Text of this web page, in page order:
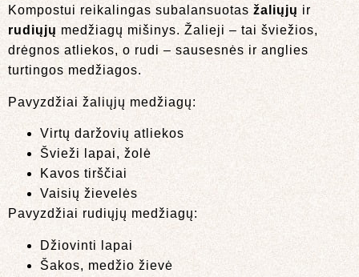
Kompostui reikalingas subalansuotas žaliųjų ir
rudiųjų medžiagų mišinys. Žalieji – tai šviežios,
drėgnos atliekos, o rudi – sausesnės ir anglies
turtingos medžiagos.
Pavyzdžiai žaliųjų medžiagų:
Virtų daržovių atliekos
Švieži lapai, žolė
Kavos tirščiai
Vaisių žievelės
Pavyzdžiai rudiųjų medžiagų:
Džiovinti lapai
Šakos, medžio žievė